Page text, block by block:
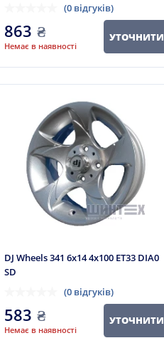
(0 відгуків)
863 ₴
Немає в наявності
УТОЧНИТИ
DJ Wheels 341 6x14 4x100 ET33 DIA0
SD
(0 відгуків)
583 ₴
Немає в наявності
УТОЧНИТИ